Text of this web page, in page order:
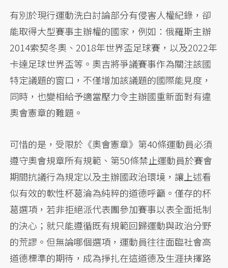
有別於現行運動洗白討論部分有侵害人權紀錄，卻
能取得大型賽事主辦權的國家，例如：俄羅斯主辦
2014索契冬奧、2018年世界盃足球賽，以及2022年
卡達足球世界盃等。奧吉將爭議賽事作為關注該國
特定議題的窗口，不僅增加該議題的國際能見度，
同時，也變相給予適當壓力令主辦國重新面對有違
奧會憲章的難題。
可惜的是，受限於《奧會憲章》第40條運動員必須
遵守奧會規章所有規範、第50條禁止運動員於賽會
期間抗議行為規定以及主辦國政治環境，讓上述看
似有效的軟性杯葛淪為純粹的道德呼籲。僅存的杯
葛選項，若非拒絕派代表團參加賽事以表全面抵制
的決心；就只能遵循既有規範回歸運動與政治分野
的荒謬。但無論哪個選項，運動員往往面臨社會高
道德標準的期待，成為掙扎在這道德及生涯抉擇路